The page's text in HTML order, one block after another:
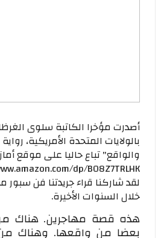
أصدرت مؤخرا الكاتبة سلوى
بالولايات المتحدة الأمريكية،
والواقع" تباع حاليا على موقع
لقد شاركنا قراء جريدتنا فن
خلال السنوات الأخيرة.
هذه قصة مهاجرين. هناك
بعضا من واقعها. وهناك